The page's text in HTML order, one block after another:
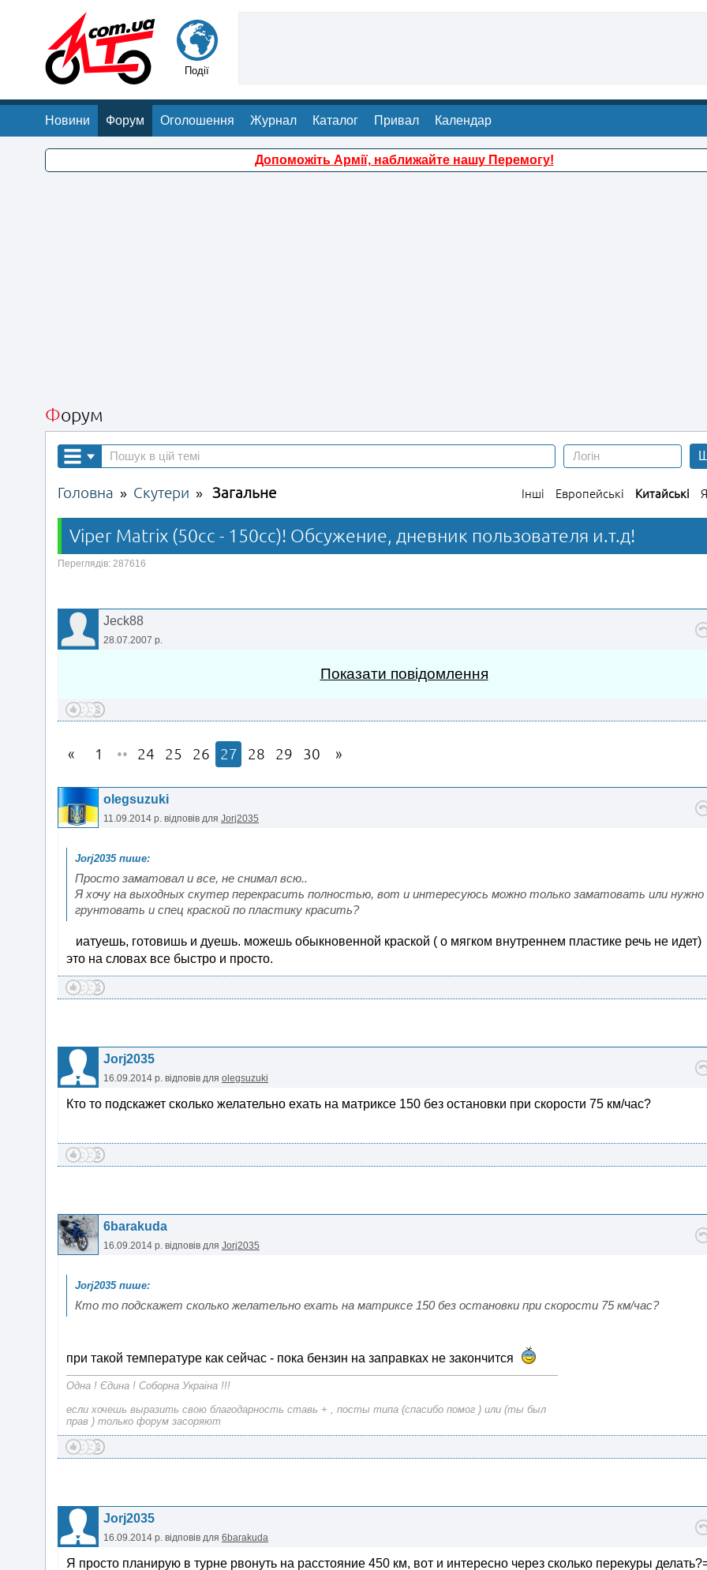
Події
Новини Форум Оголошення Журнал Каталог Привал Календар
Допоможіть Армії, наближайте нашу Перемогу!
Форум
Головна » Скутери » Загальне Інші Европейські Китайські
Viper Matrix (50сс - 150сс)! Обсужение, дневник пользователя и.т.д!
Переглядів: 287616
Jeck88
28.07.2007 р.
Показати повідомлення
1 •• 24 25 26 27 28 29 30
olegsuzuki
11.09.2014 р. відповів для Jorj2035
Просто заматовал и все, не снимал всю..
Я хочу на выходных скутер перекрасить полностью, вот и интересуюсь можно только заматовать или нужно
грунтовать и спец краской по пластику красить?
иатуешь, готовишь и дуешь. можешь обыкновенной краской ( о мягком внутреннем пластике речь не идет)
это на словах все быстро и просто.
Jorj2035
16.09.2014 р. відповів для olegsuzuki
Кто то подскажет сколько желательно ехать на матриксе 150 без остановки при скорости 75 км/час?
6barakuda
16.09.2014 р. відповів для Jorj2035
Кто то подскажет сколько желательно ехать на матриксе 150 без остановки при скорости 75 км/час?
при такой температуре как сейчас - пока бензин на заправках не закончится
Одна ! Єдина ! Соборна Украіна !!!
если хочешь выразить свою благодарность ставь + , посты типа (спасибо помог ) или (ты был
прав ) только форум засоряют
Jorj2035
16.09.2014 р. відповів для 6barakuda
Я просто планирую в турне рвонуть на расстояние 450 км, вот и интересно через сколько перекуры